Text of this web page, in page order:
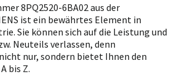
8PQ2520-6BA02 aus der
ist ein bewährtes Element in
Sie können sich auf die Leistung und
Neuteils verlassen, denn
nur, sondern bietet Ihnen den
bis Z.